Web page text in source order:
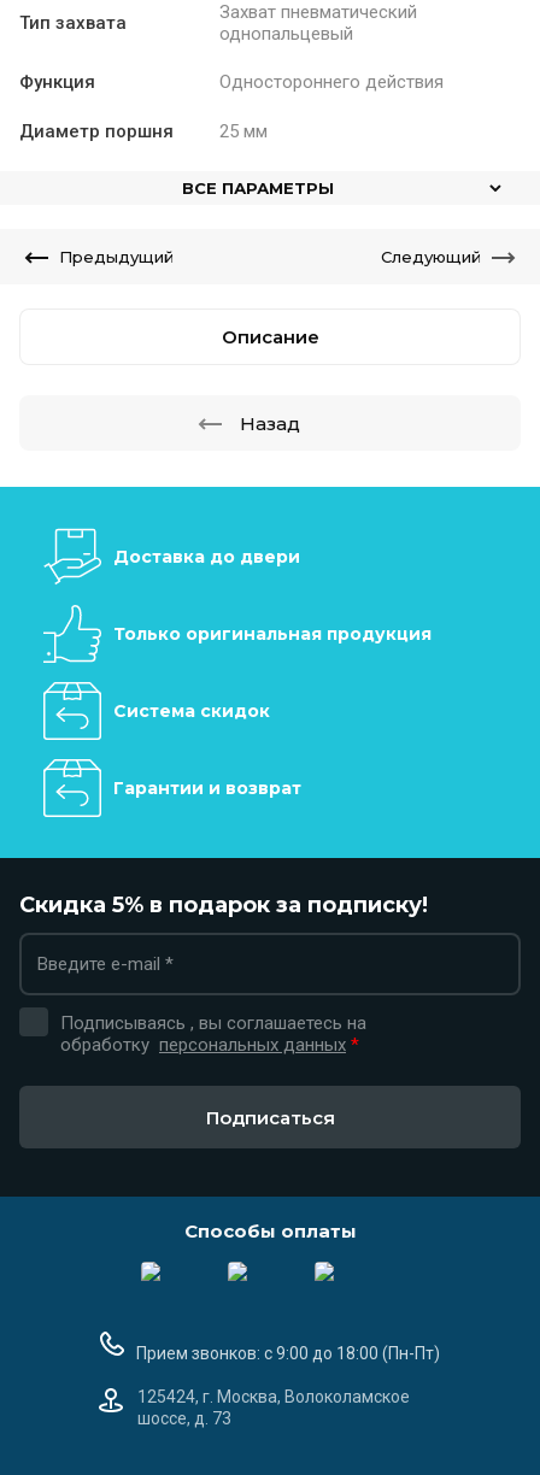
Тип захвата
Захват пневматический
однопальцевый
Функция Одностороннего действия
Диаметр поршня 25 мм
ВСЕ ПАРАМЕТРЫ
Предыдущий Следующий
Описание
Назад
Доставка до двери
Только оригинальная продукция
Система скидок
Гарантии и возврат
Скидка 5% в подарок за подписку!
Подписываясь , вы соглашаетесь на
обработку персональных данных *
Подписаться
Способы оплаты
Прием звонков: с 9:00 до 18:00 (Пн-Пт)
125424, г. Москва, Волоколамское
шоссе, д. 73